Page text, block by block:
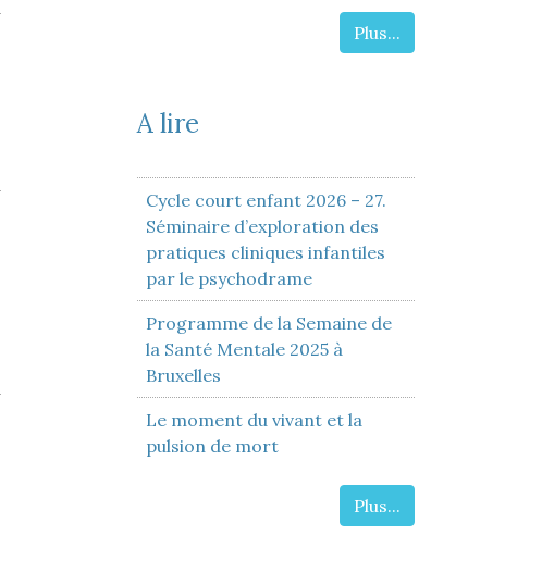
Plus...
A lire
Cycle court enfant 2026 – 27.
Séminaire d’exploration des
pratiques cliniques infantiles
par le psychodrame
Programme de la Semaine de
la Santé Mentale 2025 à
Bruxelles
Le moment du vivant et la
pulsion de mort
Plus...